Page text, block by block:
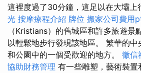
這裡度過了30分鐘，這足以在大壩上
光 按摩療程介紹 牌位 搬家公司費用
（Kristians）的舊城區和許多旅遊景
以輕鬆地步行發現該地區。 繁華的
和公園中的一個受歡迎的地方。 徵信
協助財務管理 有一些雕塑，藝術裝